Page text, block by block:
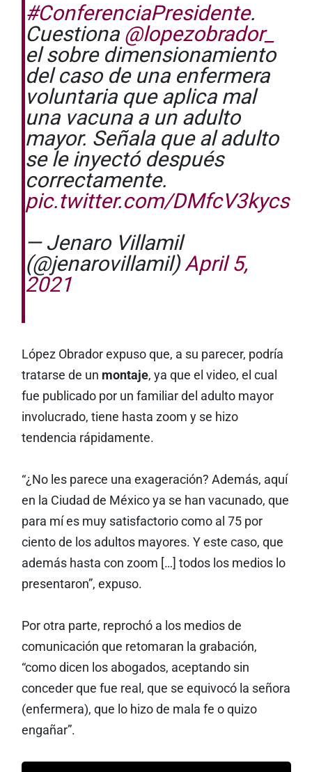
#ConferenciaPresidente.
Cuestiona @lopezobrador_
el sobre dimensionamiento
del caso de una enfermera
voluntaria que aplica mal
una vacuna a un adulto
mayor. Señala que al adulto
se le inyectó después
correctamente.
pic.twitter.com/DMfcV3kycs
— Jenaro Villamil
(@jenarovillamil)April 5,
2021
López Obrador expuso que, a su parecer, podría
tratarse de un montaje, ya que el video, el cual
fue publicado por un familiar del adulto mayor
involucrado, tiene hasta zoom y se hizo
tendencia rápidamente.
“¿No les parece una exageración? Además, aquí
en la Ciudad de México ya se han vacunado, que
para mí es muy satisfactorio como al 75 por
ciento de los adultos mayores. Y este caso, que
además hasta con zoom […] todos los medios lo
presentaron”, expuso.
Por otra parte, reprochó a los medios de
comunicación que retomaran la grabación,
“como dicen los abogados, aceptando sin
conceder que fue real, que se equivocó la señora
(enfermera), que lo hizo de mala fe o quizo
engañar”.